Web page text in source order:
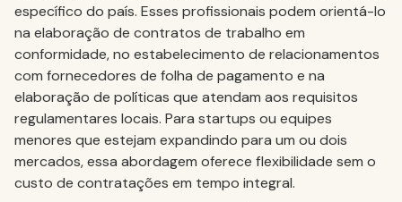
específico do país. Esses profissionais podem orientá-lo
na elaboração de contratos de trabalho em
conformidade, no estabelecimento de relacionamentos
com fornecedores de folha de pagamento e na
elaboração de políticas que atendam aos requisitos
regulamentares locais. Para startups ou equipes
menores que estejam expandindo para um ou dois
mercados, essa abordagem oferece flexibilidade sem o
custo de contratações em tempo integral.